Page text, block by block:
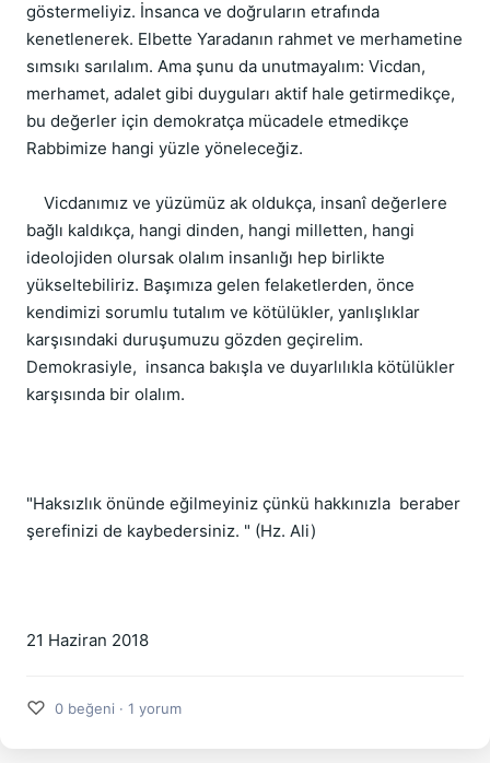
göstermeliyiz. İnsanca ve doğruların etrafında
kenetlenerek. Elbette Yaradanın rahmet ve merhametine
sımsıkı sarılalım. Ama şunu da unutmayalım: Vicdan,
merhamet, adalet gibi duyguları aktif hale getirmedikçe,
bu değerler için demokratça mücadele etmedikçe
Rabbimize hangi yüzle yöneleceğiz.
Vicdanımız ve yüzümüz ak oldukça, insanî değerlere
bağlı kaldıkça, hangi dinden, hangi milletten, hangi
ideolojiden olursak olalım insanlığı hep birlikte
yükseltebiliriz. Başımıza gelen felaketlerden, önce
kendimizi sorumlu tutalım ve kötülükler, yanlışlıklar
karşısındaki duruşumuzu gözden geçirelim.
Demokrasiyle,  insanca bakışla ve duyarlılıkla kötülükler
karşısında bir olalım.
"Haksızlık önünde eğilmeyiniz çünkü hakkınızla  beraber
şerefinizi de kaybedersiniz. " (Hz. Ali)
21 Haziran 2018
♡ 0 beğeni · 1 yorum